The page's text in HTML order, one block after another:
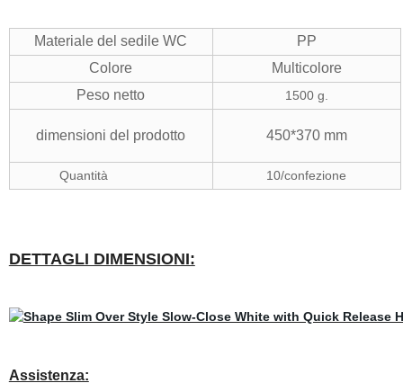
Materiale del sedile WC
PP
Colore
Multicolore
Peso netto
1500 g.
dimensioni del prodotto 450*370 mm
Quantità 10/confezione
DETTAGLI DIMENSIONI:
Assistenza: